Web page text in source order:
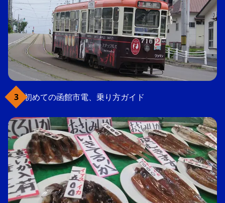
初めての函館市電、乗り方ガイド